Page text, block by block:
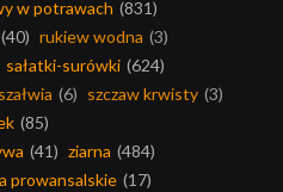
w potrawach (831)
(40) rukiew wodna (3)
sałatki-surówki (624)
szałwia (6) szczaw krwisty (3)
(85)
(41) ziarna (484)
prowansalskie (17)